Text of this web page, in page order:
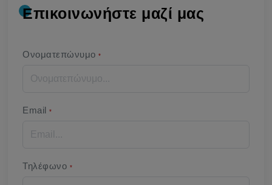
Επικοινωνήστε μαζί μας
Ονοματεπώνυμο*
Email*
Τηλέφωνο *